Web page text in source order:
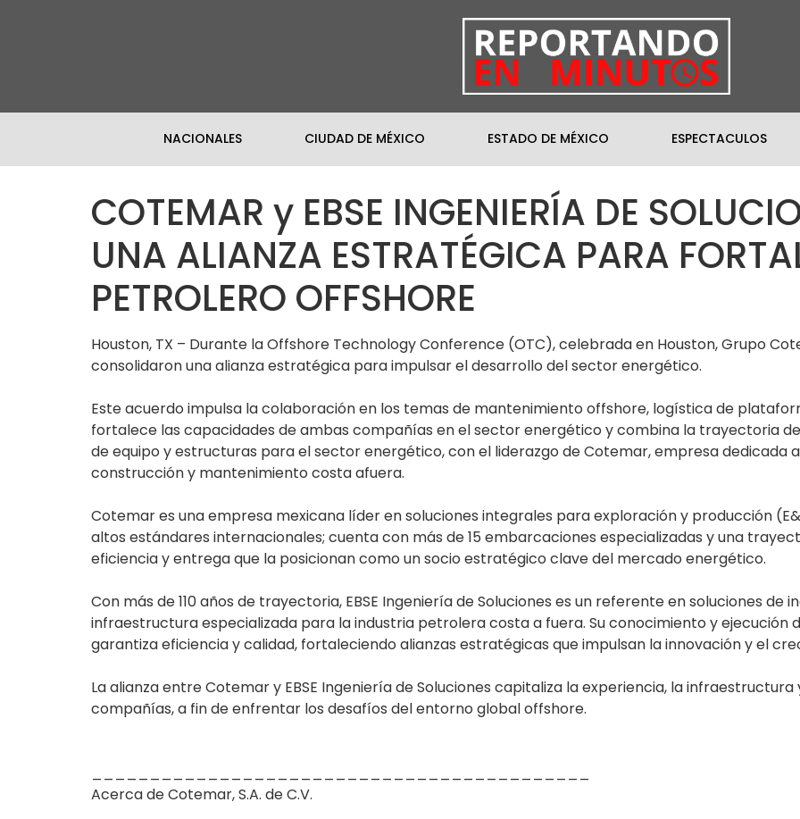
NACIONALES CIUDAD DE MÉXICO ESTADO DE MÉXICO ESPECTACULOS
COTEMAR y EBSE INGENIERÍA DE
UNA ALIANZA ESTRATÉGICA PARA
PETROLERO OFFSHORE
Houston, TX – Durante la Offshore Technology Conference (OTC), celebrada en Houston, Grupo
consolidaron una alianza estratégica para impulsar el desarrollo del sector energético.
Este acuerdo impulsa la colaboración en los temas de mantenimiento offshore, logística de
fortalece las capacidades de ambas compañías en el sector energético y combina la trayectoria de
de equipo y estructuras para el sector energético, con el liderazgo de Cotemar, empresa dedicada
construcción y mantenimiento costa afuera.
Cotemar es una empresa mexicana líder en soluciones integrales para exploración y producción
altos estándares internacionales; cuenta con más de 15 embarcaciones especializadas y una
eficiencia y entrega que la posicionan como un socio estratégico clave del mercado energético.
Con más de 110 años de trayectoria, EBSE Ingeniería de Soluciones es un referente en soluciones de
infraestructura especializada para la industria petrolera costa a fuera. Su conocimiento y ejecución
garantiza eficiencia y calidad, fortaleciendo alianzas estratégicas que impulsan la innovación y el
La alianza entre Cotemar y EBSE Ingeniería de Soluciones capitaliza la experiencia, la
compañías, a fin de enfrentar los desafíos del entorno global offshore.
Acerca de Cotemar, S.A. de C.V.